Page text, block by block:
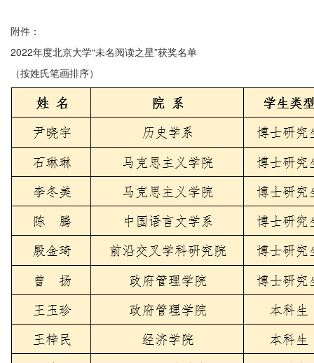
附件：
2022年度北京大学“未名阅读之星”获奖名单
（按姓氏笔画排序）